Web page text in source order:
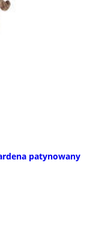
patynowany